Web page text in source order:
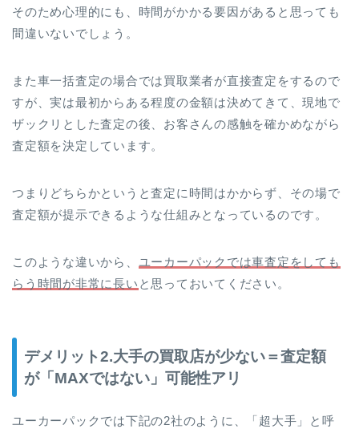
そのため心理的にも、時間がかかる要因があると思っても
間違いないでしょう。
また車一括査定の場合では買取業者が直接査定をするので
すが、実は最初からある程度の金額は決めてきて、現地で
ザックリとした査定の後、お客さんの感触を確かめながら
査定額を決定しています。
つまりどちらかというと査定に時間はかからず、その場で
査定額が提示できるような仕組みとなっているのです。
このような違いから、 ユーカーパックでは車査定をしても
らう時間が非常に長い と思っておいてください。
デメリット2.大手の買取店が少ない＝査定額
が「MAXではない」可能性アリ
ユーカーパックでは下記の2社のように、「超大手」と呼